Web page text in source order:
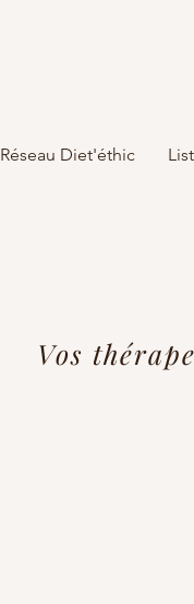
Réseau Diet'éthic
Vos